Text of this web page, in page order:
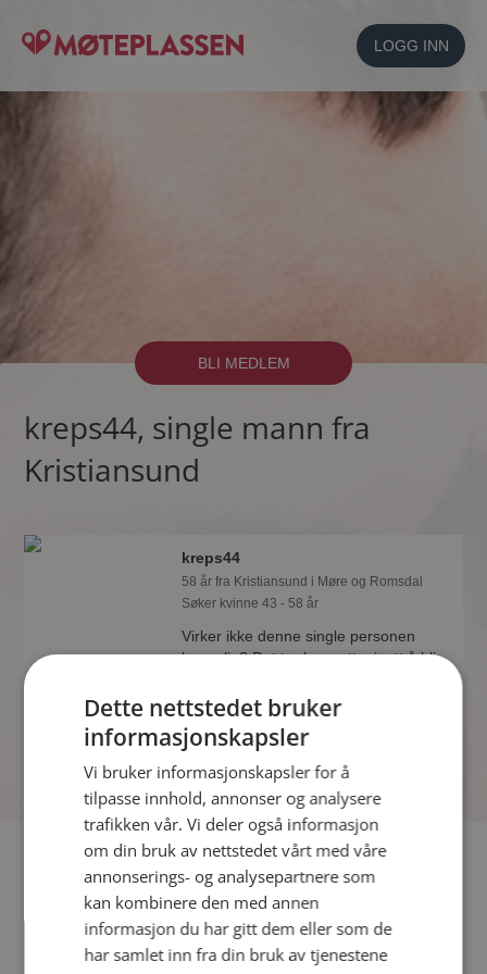
LOGG INN
BLI MEDLEM
kreps44, single mann fra
Kristiansund
kreps44
58 år fra Kristiansund i Møre og Romsdal
Søker kvinne 43 - 58 år
Virker ikke denne single personen
hyggelig? Det tar bare ett minutt å bli
finne ut alt om kreps44.
Fler single
Flere singlemenn fra Kristiansund :oase46
Dette nettstedet bruker
informasjonskapsler
Vi bruker informasjonskapsler for å
tilpasse innhold, annonser og analysere
trafikken vår. Vi deler også informasjon
om din bruk av nettstedet vårt med våre
annonserings- og analysepartnere som
kan kombinere den med annen
informasjon du har gitt dem eller som de
har samlet inn fra din bruk av tjenestene